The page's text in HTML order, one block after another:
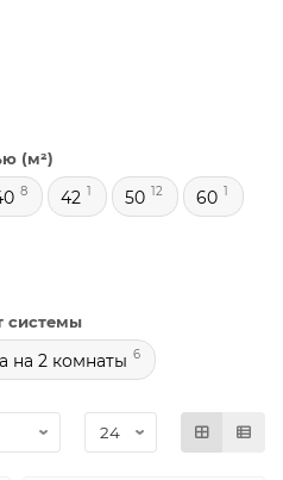
(м²)
8 42 1 50 12 60 1
системы
на 2 комнаты 6